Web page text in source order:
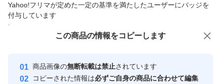
Yahoo!フリマが定めた一定の基準を満たしたユーザーにバッジを
付与しています
安心取引出品者
取引実績
商品への質問からの値下げ交渉、不適切なカテゴリ変更依頼は禁止です
この商品の情報をコピーします
商品画像の無断転載は禁止されています
コピーされた情報は必ずご自身の商品に合わせて編集
この商品をみている人にオススメ